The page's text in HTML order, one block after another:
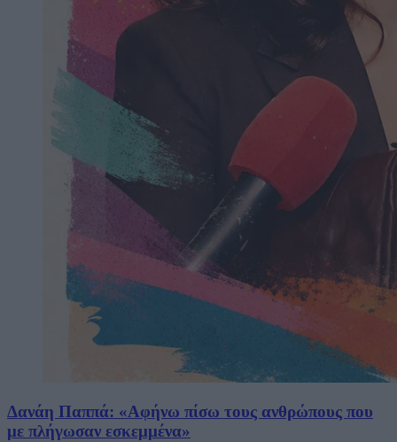
Δανάη Παππά: «Αφήνω πίσω τους ανθρώπους που
με πλήγωσαν εσκεμμένα»